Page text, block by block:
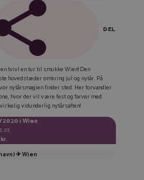
DEL
LINKEDIN
TWITTER
KOPIER LINK
tvivl en tur til smukke Wien! Den
hovedstæder omkring jul og nytår. På
nytårsmagien finder sted. Her forvandler
hvor der vil være fest og farver med
vidunderlig nytårsaften!
i Wien
✈ Wien